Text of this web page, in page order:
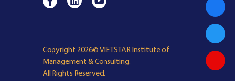
Copyright 2026© VIETSTAR Institute of
Management & Consulting.
All Rights Reserved.